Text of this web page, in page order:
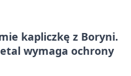
kapliczkę z Boryni.
wymaga ochrony